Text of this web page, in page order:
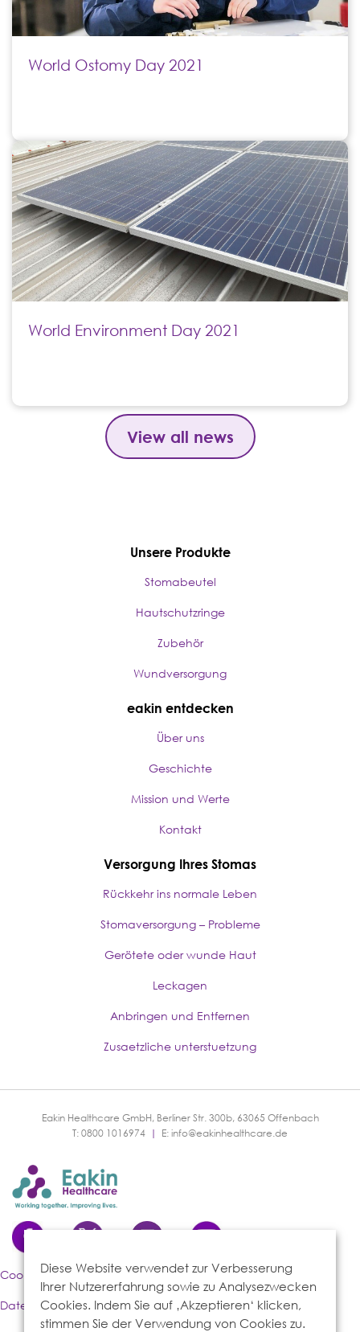
World Ostomy Day 2021
World Environment Day 2021
View all news
Unsere Produkte
Stomabeutel
Hautschutzringe
Zubehör
Wundversorgung
eakin entdecken
Über uns
Geschichte
Mission und Werte
Kontakt
Versorgung Ihres Stomas
Rückkehr ins normale Leben
Stomaversorgung – Probleme
Gerötete oder wunde Haut
Leckagen
Anbringen und Entfernen
Zusaetzliche unterstuetzung
Eakin Healthcare GmbH, Berliner Str. 300b, 63065 Offenbach
T: 0800 1016974 | E: info@eakinhealthcare.de
Cookies-Richtlinie
Datenschutzerklärung
Diese Website verwendet zur Verbesserung
Ihrer Nutzererfahrung sowie zu Analysezwecken
Cookies. Indem Sie auf ‚Akzeptieren‘ klicken,
stimmen Sie der Verwendung von Cookies zu.